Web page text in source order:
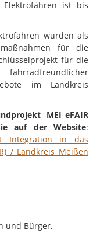
Elektrofähren ist bis
wurden als
für die
für die
im Landkreis
MEI_eFAIR
auf der Website:
Integration in das
/ Landkreis Meißen
und Bürger,